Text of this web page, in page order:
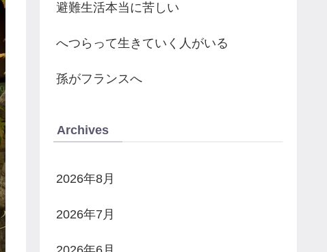
避難生活本当に苦しい
へつらって生きていく人がいる
孫がフランスへ
Archives
2026年8月
2026年7月